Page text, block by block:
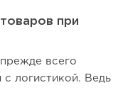
при
всего
логистикой. Ведь